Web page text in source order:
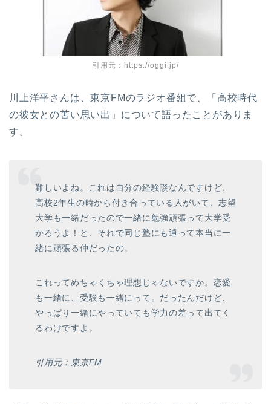
引用元：https://oggi.jp/
川上洋平さんは、東京FMのラジオ番組で、「高校時代
の彼女との苦い思い出」について語ったことがありま
す。
難しいよね。これは自分の経験談なんですけど、
高校2年生の時から付き合っている人がいて、志望
大学も一緒だったので一緒に勉強頑張って大学受
かろうよ！と、それで同じ塾にも通って本当に一
緒に頑張る仲だったの。
これってめちゃくちゃ理想じゃないですか。恋愛
も一緒に、受験も一緒にって。だったんだけど、
やっぱり一緒にやっていても学力の差って出てく
るわけですよ。
引用元：東京FM